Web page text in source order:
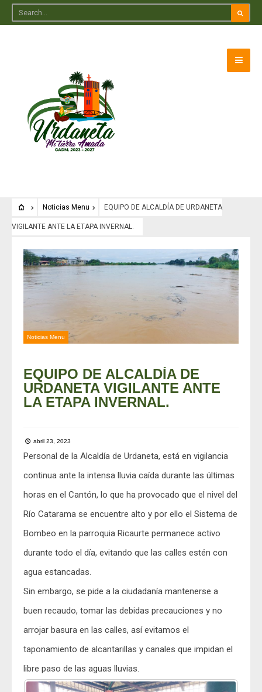
Noticias Menu EQUIPO DE ALCALDÍA DE URDANETA
VIGILANTE ANTE LA ETAPA INVERNAL.
Noticias Menu
EQUIPO DE ALCALDÍA DE
URDANETA VIGILANTE ANTE
LA ETAPA INVERNAL.
abril 23, 2023
Personal de la Alcaldía de Urdaneta, está en vigilancia
continua ante la intensa lluvia caída durante las últimas
horas en el Cantón, lo que ha provocado que el nivel del
Río Catarama se encuentre alto y por ello el Sistema de
Bombeo en la parroquia Ricaurte permanece activo
durante todo el día, evitando que las calles estén con
agua estancadas.
Sin embargo, se pide a la ciudadanía mantenerse a
buen recaudo, tomar las debidas precauciones y no
arrojar basura en las calles, así evitamos el
taponamiento de alcantarillas y canales que impidan el
libre paso de las aguas lluvias.